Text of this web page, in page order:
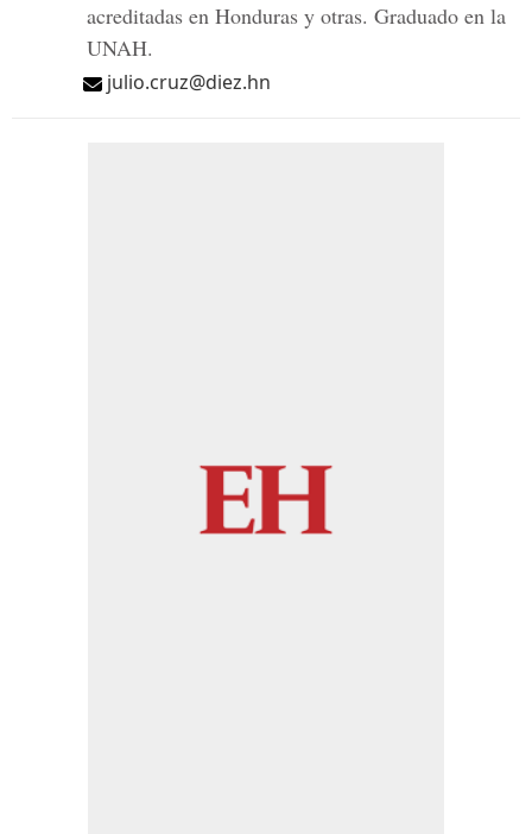
acreditadas en Honduras y otras. Graduado en la
UNAH.
julio.cruz@diez.hn